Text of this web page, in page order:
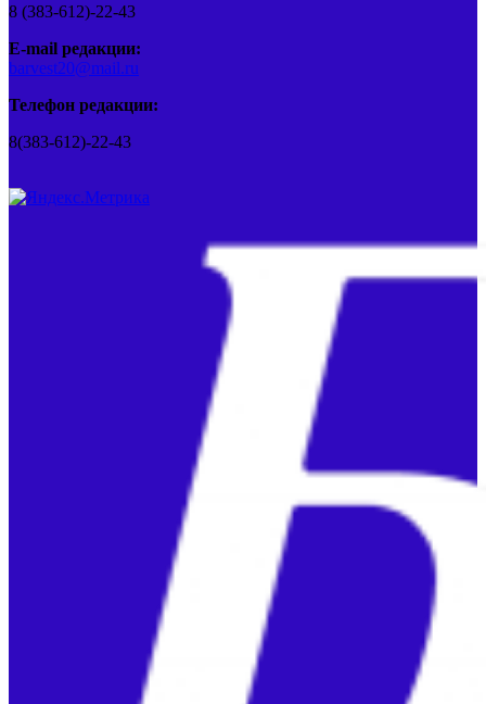
8 (383-612)-22-43
E-mail редакции:
barvest20@mail.ru
Телефон редакции:
8(383-612)-22-43